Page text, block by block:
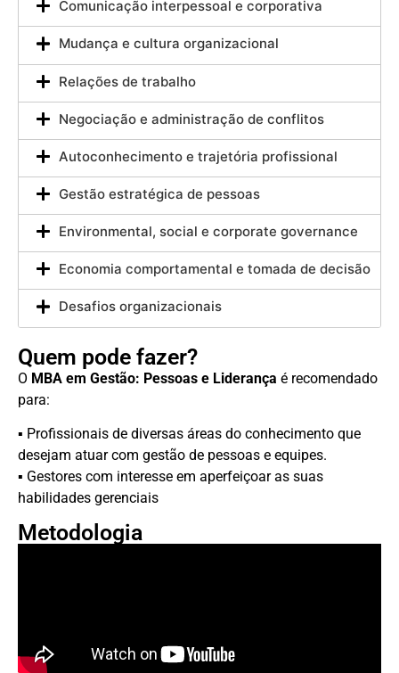
Comunicação interpessoal e corporativa
Mudança e cultura organizacional
Relações de trabalho
Negociação e administração de conflitos
Autoconhecimento e trajetória profissional
Gestão estratégica de pessoas
Environmental, social e corporate governance
Economia comportamental e tomada de decisão
Desafios organizacionais
Quem pode fazer?
O MBA em Gestão: Pessoas e Liderança é recomendado
para:
▪ Profissionais de diversas áreas do conhecimento que
desejam atuar com gestão de pessoas e equipes.
▪ Gestores com interesse em aperfeiçoar as suas
habilidades gerenciais
Metodologia